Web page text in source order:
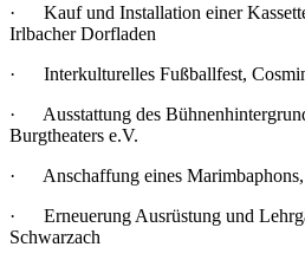
· Kauf und Installation einer
Irlbacher Dorfladen
· Interkulturelles Fußballfest,
· Ausstattung des
Burgtheaters e.V.
· Anschaffung eines Marimbaphons,
· Erneuerung Ausrüstung und
Schwarzach